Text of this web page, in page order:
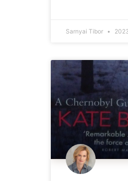
Sarnyai Tibor